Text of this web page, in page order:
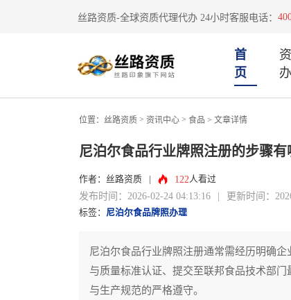
丝路资质-全球资质代理代办 24小时客服电话：
首
页
办
位置： 丝路资质 > 资讯中心 > 食品 > 文章详情
尼泊尔食品行业牌照注册的步骤有
作者：丝路资质 122人看过
发布时间：2026-02-24 04:13:16 | 更新时间：
标签： 尼泊尔食品牌照办理
尼泊尔食品行业牌照注册通常需经历明确
与质量标准认证、提交至联邦食品技术部
与生产规范的严格遵守。